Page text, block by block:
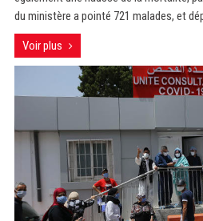
du ministère a pointé 721 malades, et
Voir plus